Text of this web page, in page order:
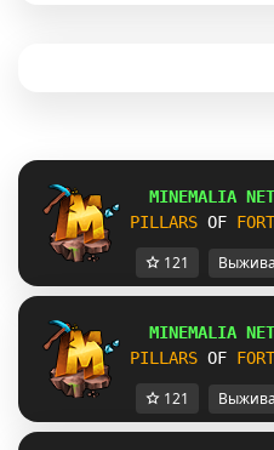
MINEMALIA
PILLARS OF
121
MINEMALIA
PILLARS OF
121